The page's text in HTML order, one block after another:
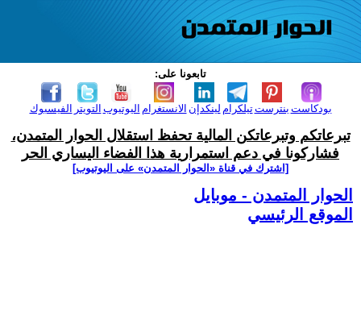
تابعونا على:
الفيسبوك التويتر اليوتيوب الانستغرام لينكدإن تيلكرامبنترست بودكاست
تبرعاتكم وتبرعاتكن المالية تحفظ استقلال الحوار المتمدن،
فشاركونا في دعم استمرارية هذا الفضاء اليساري الحر
[اشترك في قناة ‫«الحوار المتمدن» على اليوتيوب]
الحوار المتمدن - موبايل
الموقع الرئيسي